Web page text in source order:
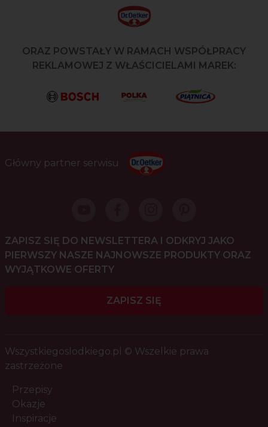
ORAZ POWSTAŁY W RAMACH WSPÓŁPRACY
REKLAMOWEJ Z WŁAŚCICIELAMI MAREK:
Główny partner serwisu
ZAPISZ SIĘ DO NEWSLETTERA I ODKRYJ JAKO
PIERWSZY NASZE NAJNOWSZE PRODUKTY ORAZ
WYJĄTKOWE OFERTY
ZAPISZ SIĘ
Wszystkiegoslodkiego.pl © Wszelkie prawa
zastrzeżone
Przepisy
Okazje
Inspiracje